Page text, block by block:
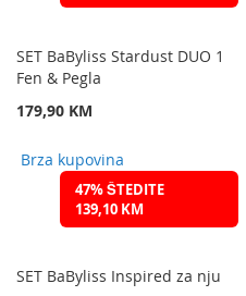
SET BaByliss Stardust DUO 1
Fen & Pegla
179,90 KM
Brza kupovina
47% ŠTEDITE
139,10 KM
SET BaByliss Inspired za nju